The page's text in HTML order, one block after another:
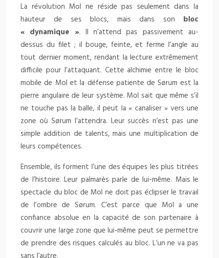
La révolution Mol ne réside pas seulement dans la
hauteur de ses blocs, mais dans son bloc
« dynamique ». Il n’attend pas passivement au-
dessus du filet ; il bouge, feinte, et ferme l’angle au
tout dernier moment, rendant la lecture extrêmement
difficile pour l’attaquant. Cette alchimie entre le bloc
mobile de Mol et la défense patiente de Sørum est la
pierre angulaire de leur système. Mol sait que même s’il
ne touche pas la balle, il peut la « canaliser » vers une
zone où Sørum l’attendra. Leur succès n’est pas une
simple addition de talents, mais une multiplication de
leurs compétences.
Ensemble, ils forment l’une des équipes les plus titrées
de l’histoire. Leur palmarès parle de lui-même. Mais le
spectacle du bloc de Mol ne doit pas éclipser le travail
de l’ombre de Sørum. C’est parce que Mol a une
confiance absolue en la capacité de son partenaire à
couvrir une large zone que lui-même peut se permettre
de prendre des risques calculés au bloc. L’un ne va pas